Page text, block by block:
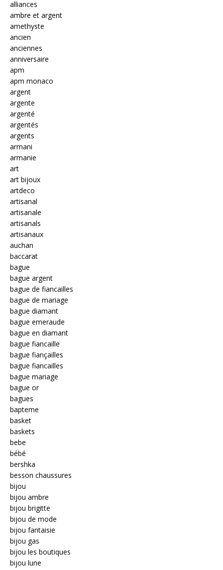
alliances
ambre et argent
amethyste
ancien
anciennes
anniversaire
apm
apm monaco
argent
argente
argenté
argentés
argents
armani
armanie
art
art bijoux
artdeco
artisanal
artisanale
artisanals
artisanaux
auchan
baccarat
bague
bague argent
bague de fiancailles
bague de mariage
bague diamant
bague emeraude
bague en diamant
bague fiancaille
bague fiançailles
bague fiancailles
bague mariage
bague or
bagues
bapteme
basket
baskets
bebe
bébé
bershka
besson chaussures
bijou
bijou ambre
bijou brigitte
bijou de mode
bijou fantaisie
bijou gas
bijou les boutiques
bijou lune